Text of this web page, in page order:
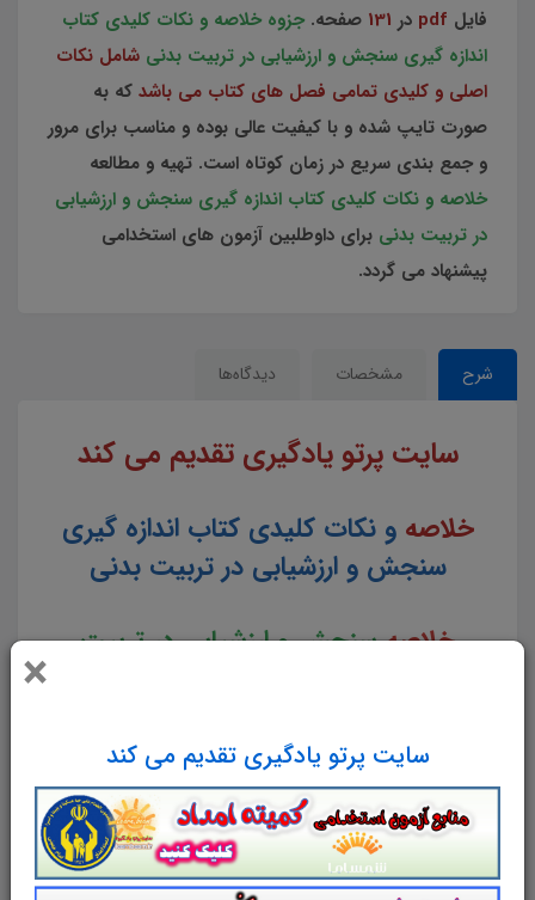
×
سایت پرتو یادگیری تقدیم می کند
فایل pdf در 131 صفحه. جزوه خلاصه و نکات کلیدی کتاب
اندازه گيري سنجش و ارزشيابي در تربيت بدني شامل نکات
اصلی و کلیدی تمامی فصل های کتاب می باشد که به
صورت تایپ شده و با کیفیت عالی بوده و مناسب برای مرور
و جمع بندی سریع در زمان کوتاه است. تهیه و مطالعه
خلاصه و نکات کلیدی کتاب اندازه گيري سنجش و ارزشيابي
در تربيت بدني برای داوطلبین آزمون های استخدامی
پیشنهاد می گردد.
شرح مشخصات دیدگاه‌ها
سایت پرتو یادگیری تقدیم می کند
خلاصه و نکات کلیدی کتاب اندازه گيري
سنجش و ارزشيابي در تربيت بدني
خلاصهسنجش و ارزشيابي در تربيت
مطابق با دفترچه راهنمای ثبت نام آزمون استخدام
مشاغل آموزگار - دبیر و هنرآموز سال 1403
در131 صفحه در قالب فایلpdf